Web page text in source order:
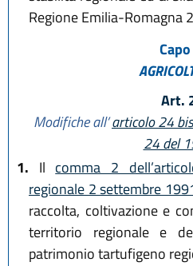
Regione Emilia-Romagna
Art.
Modifiche all’articolo 24
24 del
1. Il comma 2
regionale 2 settembre
raccolta, coltivazione e
territorio regionale e
patrimonio tartufigeno